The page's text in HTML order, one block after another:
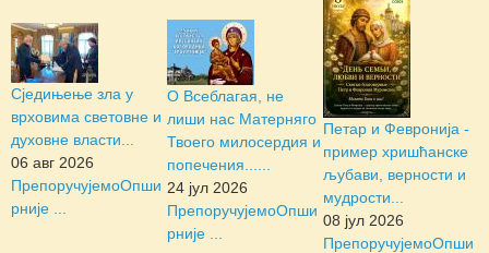
Сједињење зла у
врховима световне и
духовне власти...
06 авг 2026
ПрепоручујемоОпши
рније ...
О Всеблагая, не
лиши нас Матерняго
Твоего милосердия и
попечения......
24 јул 2026
ПрепоручујемоОпши
рније ...
Петар и Февронија -
пример хришћанске
љубави, верности и
мудрости...
08 јул 2026
ПрепоручујемоОпши